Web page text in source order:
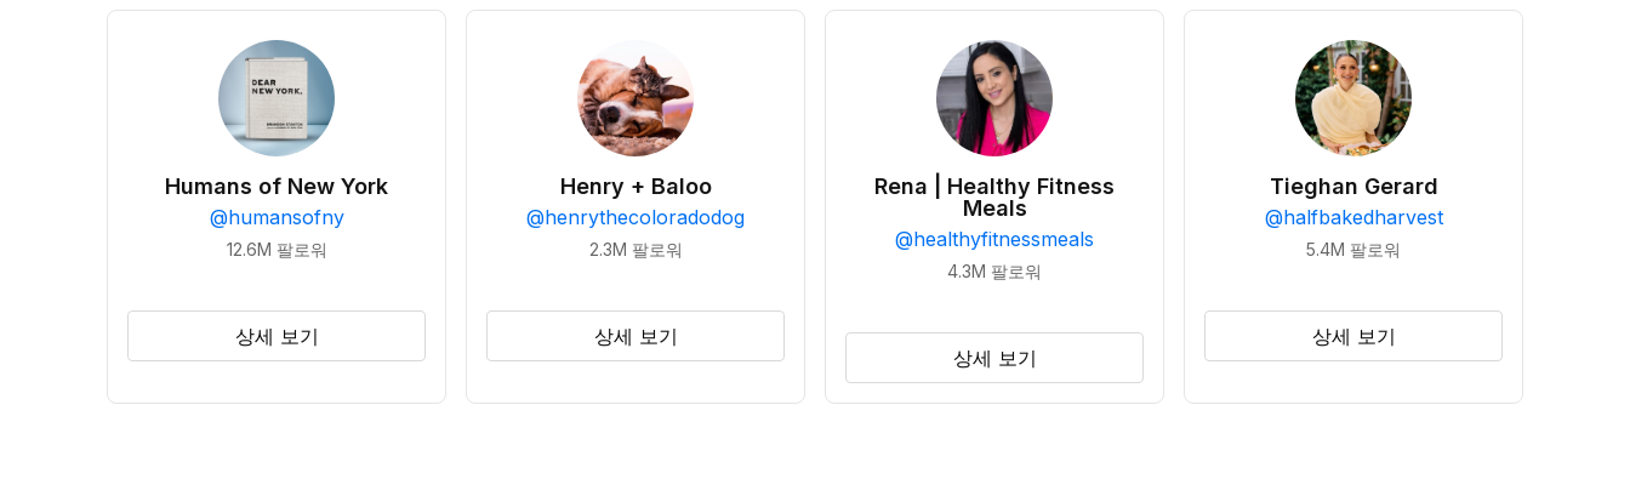
Humans of New York
@humansofny
12.6M 팔로워
상세 보기
Henry + Baloo
@henrythecoloradodog
2.3M 팔로워
상세 보기
Rena | Healthy Fitness
Meals
@healthyfitnessmeals
4.3M 팔로워
상세 보기
Tieghan Gerard
@halfbakedharvest
5.4M 팔로워
상세 보기